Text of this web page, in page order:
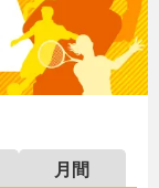
月間